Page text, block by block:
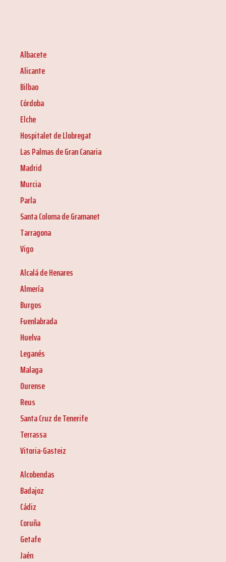
Albacete
Alicante
Bilbao
Córdoba
Elche
Hospitalet de Llobregat
Las Palmas de Gran Canaria
Madrid
Murcia
Parla
Santa Coloma de Gramanet
Tarragona
Vigo
Alcalá de Henares
Almería
Burgos
Fuenlabrada
Huelva
Leganés
Malaga
Ourense
Reus
Santa Cruz de Tenerife
Terrassa
Vitoria-Gasteiz
Alcobendas
Badajoz
Cádiz
Coruña
Getafe
Jaén